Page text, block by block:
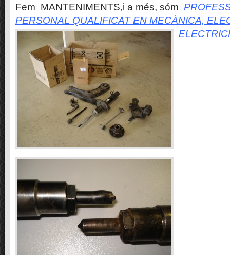
Fem MANTENIMENTS,i a més, sóm
PERSONAL QUALIFICAT EN MECÀNICA,